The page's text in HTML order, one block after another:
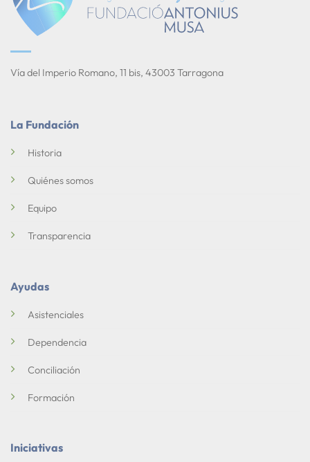
Vía del Imperio Romano, 11 bis, 43003 Tarragona
La Fundación
Historia
Quiénes somos
Equipo
Transparencia
Ayudas
Asistenciales
Dependencia
Conciliación
Formación
Iniciativas